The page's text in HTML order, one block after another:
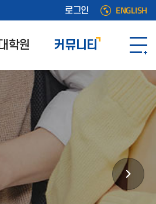
로그인 ENGLISH
대학원 커뮤니티